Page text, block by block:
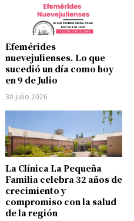
Efemérides
nuevejulienses. Lo que
sucedió un día como hoy
en 9 de Julio
30 julio 2026
La Clínica La Pequeña
Familia celebra 32 años de
crecimiento y
compromiso con la salud
de la región